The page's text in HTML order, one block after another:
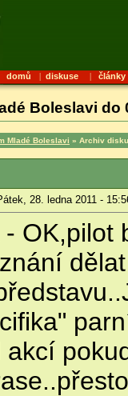
domů | diskuse | články
Boleslavi do
Mladé Boleslavi » Archiv
28. ledna 2011 -
- OK,pilot
akcí